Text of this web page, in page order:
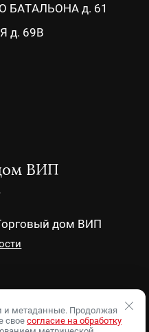
БАТАЛЬОНА д. 61
д. 69В
ВИП
дом ВИП
и метаданные. Продолжая
свое согласие на обработку